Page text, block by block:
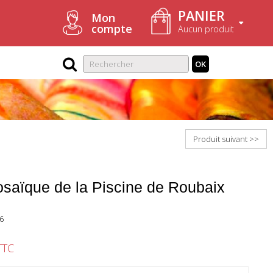
Mon
compte
PANIER
Aucun produit
OK
Produit suivant >>
de la Piscine de Roubaix